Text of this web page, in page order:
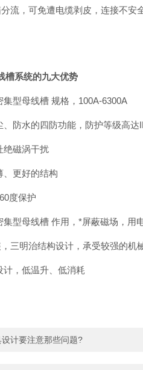
流，可免遭电缆剥皮，连接不
槽系统的九大优势
型母线槽 规格，100A-6300A
、防水的四防功能，防护等级高达
绝磁涡干扰
、更好的结构
度保护
集型母线槽 作用，*屏蔽磁场，用
三明治结构设计，承受较强的机
，低温升、低消耗
计要注意那些问题?